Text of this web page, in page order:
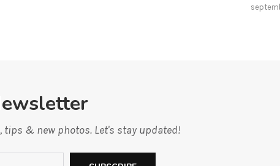
tips & new photos. Let's stay updated!